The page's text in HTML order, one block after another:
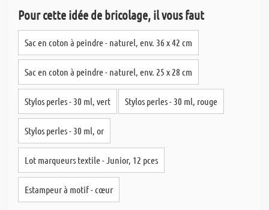
Pour cette idée de bricolage, il vous faut
Sac en coton à peindre - naturel, env. 36 x 42 cm
Sac en coton à peindre - naturel, env. 25 x 28 cm
Stylos perles - 30 ml, vert Stylos perles - 30 ml, rouge
Stylos perles - 30 ml, or
Lot marqueurs textile - Junior, 12 pces
Estampeur à motif - cœur